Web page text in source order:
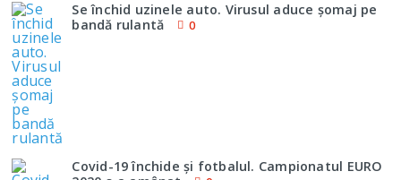
Se închid uzinele auto. Virusul aduce şomaj pe
bandă rulantă
0
Covid-19 închide şi fotbalul. Campionatul EURO